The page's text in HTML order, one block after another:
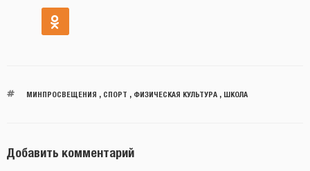
МИНПРОСВЕЩЕНИЯ , СПОРТ , ФИЗИЧЕСКАЯ КУЛЬТУРА, ШКОЛА
Добавить комментарий